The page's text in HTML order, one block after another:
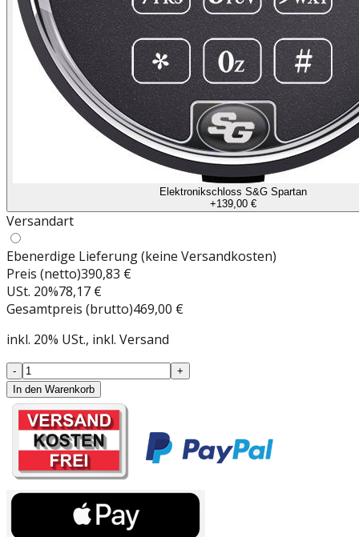
Elektronikschloss S&G Spartan
+139,00 €
Versandart
Ebenerdige Lieferung (keine Versandkosten)
Preis (netto)390,83 €
USt. 20%78,17 €
Gesamtpreis (brutto)469,00 €
inkl. 20% USt., inkl. Versand
-
+
In den Warenkorb